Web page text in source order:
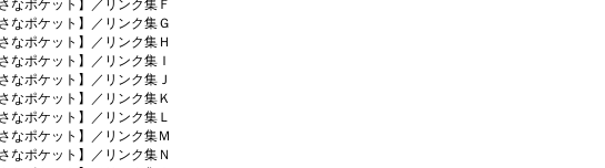
なポケット】／リンク集Ｆ
なポケット】／リンク集Ｇ
なポケット】／リンク集Ｈ
なポケット】／リンク集Ｉ
なポケット】／リンク集Ｊ
なポケット】／リンク集Ｋ
なポケット】／リンク集Ｌ
なポケット】／リンク集Ｍ
なポケット】／リンク集Ｎ